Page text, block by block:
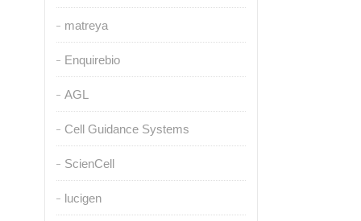
matreya
Enquirebio
AGL
Cell Guidance Systems
ScienCell
lucigen